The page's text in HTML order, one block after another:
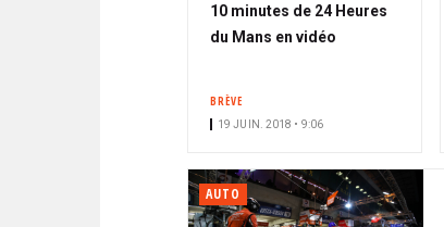
10 minutes de 24 Heures
du Mans en vidéo
BRÈVE
19 JUIN. 2018 • 9:06
AUTO